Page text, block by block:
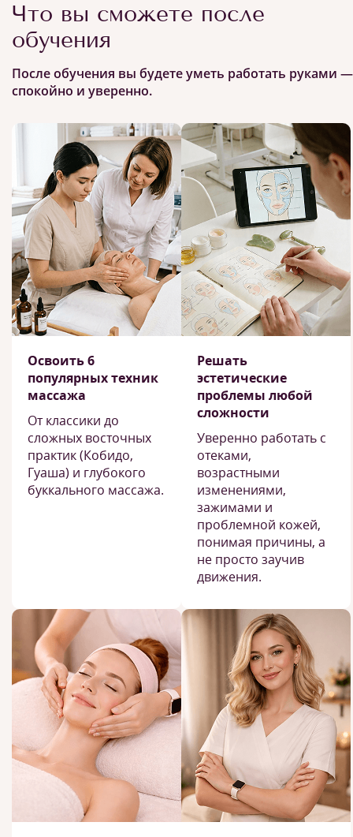
Что вы сможете после
обучения
После обучения вы будете уметь работать руками —
спокойно и уверенно.
Освоить 6
популярных техник
массажа
От классики до
сложных восточных
практик (Кобидо,
Гуаша) и глубокого
буккального массажа.
Решать
эстетические
проблемы любой
сложности
Уверенно работать с
отеками,
возрастными
изменениями,
зажимами и
проблемной кожей,
понимая причины, а
не просто заучив
движения.